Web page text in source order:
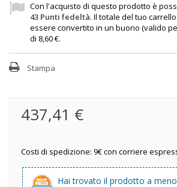
Con l'acquisto di questo prodotto è
43 Punti fedeltà. Il totale del tuo carrello
essere convertito in un buono (valido
di 8,60 €.
Stampa
437,41 €
Costi di spedizione: 9€ con corriere
Hai trovato il prodotto a